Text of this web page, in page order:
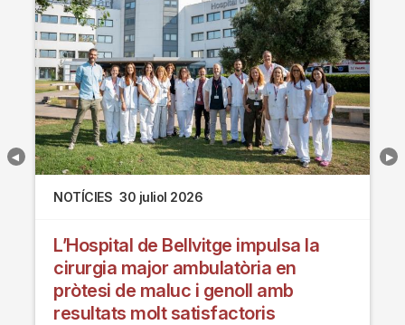
NOTÍCIES 30 juliol 2026
L’Hospital de Bellvitge impulsa la
cirurgia major ambulatòria en
pròtesi de maluc i genoll amb
resultats molt satisfactoris